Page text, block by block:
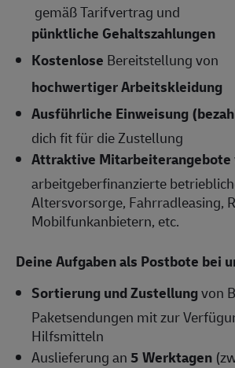
gemäß Tarifvertrag und
pünktliche Gehaltszahlungen
Kostenlose Bereitstellung von
hochwertiger Arbeitskleidung
Ausführliche Einweisung
dich fit für die Zustellung
Attraktive Mitarbeiterangebote
arbeitgeberfinanzierte
Altersvorsorge, Fahrradleasing,
Mobilfunkanbietern, etc.
Deine Aufgaben als Postbote bei
Sortierung und Zustellungvon
Paketsendungen mit zur
Hilfsmitteln
Auslieferung an5 Werktagen